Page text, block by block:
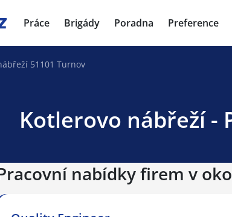
Práce Brigády Poradna Preference
51101 Turnov
Kotlerovo nábřeží -
nabídky firem v